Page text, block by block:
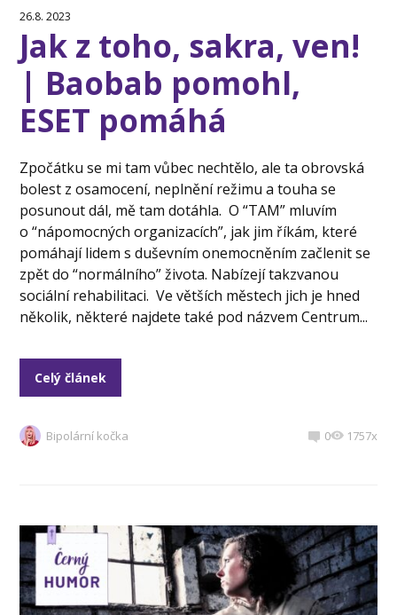
26.8. 2023
Jak z toho, sakra, ven!
| Baobab pomohl,
ESET pomáhá
Zpočátku se mi tam vůbec nechtělo, ale ta obrovská
bolest z osamocení, neplnění režimu a touha se
posunout dál, mě tam dotáhla. O “TAM” mluvím
o “nápomocných organizacích”, jak jim říkám, které
pomáhají lidem s duševním onemocněním začlenit se
zpět do “normálního” života. Nabízejí takzvanou
sociální rehabilitaci. Ve větších městech jich je hned
několik, některé najdete také pod názvem Centrum...
Celý článek
Bipolární kočka 0 1757x